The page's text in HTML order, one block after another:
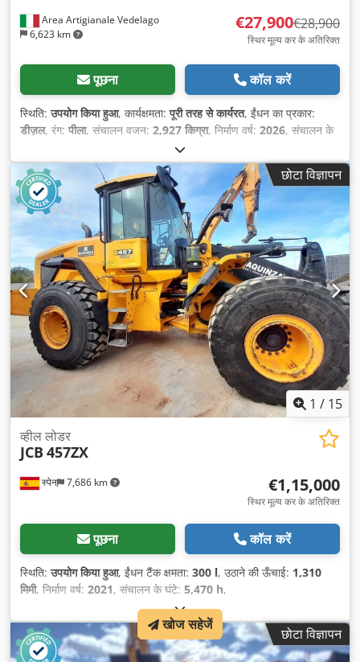
Area Artigianale Vedelago
6,623 km
€27,900€28,900
स्थिर मूल्य कर के अतिरिक्त
पूछना कॉल करें
स्थिति:उपयोग किया हुआ, कार्यक्षमता:पूरी तरह से कार्यरत, ईंधन का प्रकार:
डीज़ल, रंग: पीला, संचालन वजन: 2,927 किग्रा, निर्माण वर्ष: 2026, संचालन के
अतिरिक्त हेडलाइट्स, एयर कंडीशनिंग, कैबिन, रबर
ट्रैक्स,
छोटा विज्ञापन
1 / 15
स्पेन 7,686 km
व्हील लोडर
JCB 457ZX
€1,15,000
स्थिर मूल्य कर के अतिरिक्त
पूछना कॉल करें
स्थिति:उपयोग किया हुआ, ईंधन टैंक क्षमता: 300 l, उठाने की ऊँचाई: 1,310
मिमी, निर्माण वर्ष: 2021, संचालन के घंटे: 5,470 h,
छोटा विज्ञापन
खोज सहेजें